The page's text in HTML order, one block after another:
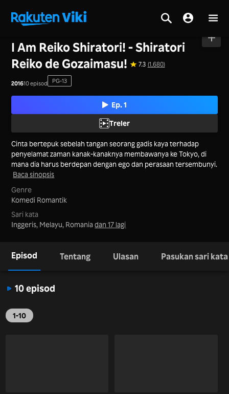
I Am Reiko Shiratori! - Shiratori
Reiko de Gozaimasu!
7.3 (1,680)
201610 episod PG-13
Ep. 1
Treler
Cinta bertepuk sebelah tangan seorang gadis kaya terhadap
penyelamat zaman kanak-kanaknya membawanya ke Tokyo, di
mana dia harus berdepan dengan ego dan perasaan tersembunyi.
Baca sinopsis
Genre
Komedi Romantik
Sari kata
Inggeris, Melayu, Romaniadan 17 lagi
Episod Tentang Ulasan Pasukan sari kata
10 episod
1-10